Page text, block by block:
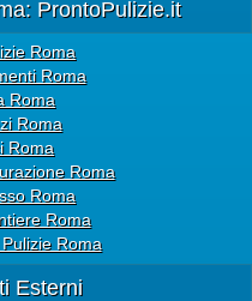
ProntoPulizie.it
Roma
Roma
Roma
Roma
Roma
Roma
Roma
Roma
Roma
Esterni